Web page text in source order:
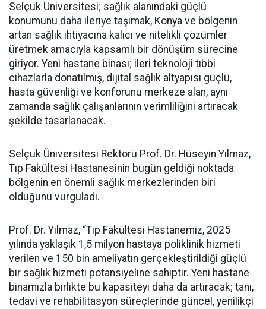
Selçuk Üniversitesi; sağlık alanındaki güçlü
konumunu daha ileriye taşımak, Konya ve bölgenin
artan sağlık ihtiyacına kalıcı ve nitelikli çözümler
üretmek amacıyla kapsamlı bir dönüşüm sürecine
giriyor. Yeni hastane binası; ileri teknoloji tıbbi
cihazlarla donatılmış, dijital sağlık altyapısı güçlü,
hasta güvenliği ve konforunu merkeze alan, aynı
zamanda sağlık çalışanlarının verimliliğini artıracak
şekilde tasarlanacak.
Selçuk Üniversitesi Rektörü Prof. Dr. Hüseyin Yılmaz,
Tıp Fakültesi Hastanesinin bugün geldiği noktada
bölgenin en önemli sağlık merkezlerinden biri
olduğunu vurguladı.
Prof. Dr. Yılmaz, “Tıp Fakültesi Hastanemiz, 2025
yılında yaklaşık 1,5 milyon hastaya poliklinik hizmeti
verilen ve 150 bin ameliyatın gerçekleştirildiği güçlü
bir sağlık hizmeti potansiyeline sahiptir. Yeni hastane
binamızla birlikte bu kapasiteyi daha da artıracak; tanı,
tedavi ve rehabilitasyon süreçlerinde güncel, yenilikçi